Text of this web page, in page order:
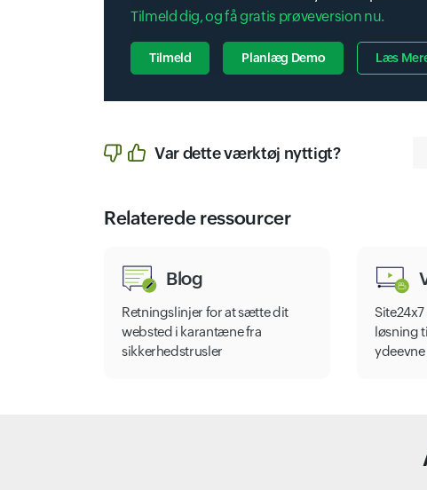
Tilmeld dig, og få gratis prøveversion nu.
Tilmeld Planlæg Demo Læs
Var dette værktøj nyttigt?
Relaterede ressourcer
Blog
Retningslinjer for at sætte dit
websted i karantæne fra
sikkerhedstrusler
løsning